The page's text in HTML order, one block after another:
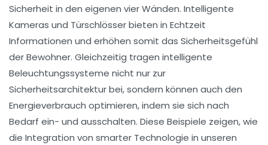
Sicherheit in den eigenen vier Wänden. Intelligente
Kameras und Türschlösser bieten in Echtzeit
Informationen und erhöhen somit das Sicherheitsgefühl
der Bewohner. Gleichzeitig tragen intelligente
Beleuchtungssysteme nicht nur zur
Sicherheitsarchitektur bei, sondern können auch den
Energieverbrauch optimieren, indem sie sich nach
Bedarf ein- und ausschalten. Diese Beispiele zeigen, wie
die Integration von smarter Technologie in unseren